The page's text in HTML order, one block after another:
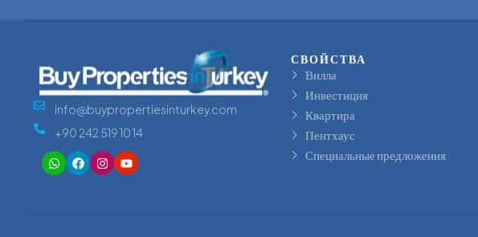
info@buypropertiesinturkey.com
+90 242 519 10 14
СВОЙСТВА
Вилла
Инвестиция
Квартира
Пентхаус
Специальные предложения